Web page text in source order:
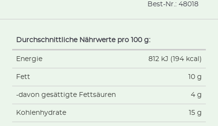
Best-Nr.: 48018
Durchschnittliche Nährwerte pro 100 g:
Energie 812 kJ (194 kcal)
Fett 10 g
-davon gesättigte Fettsäuren 4 g
Kohlenhydrate 15 g